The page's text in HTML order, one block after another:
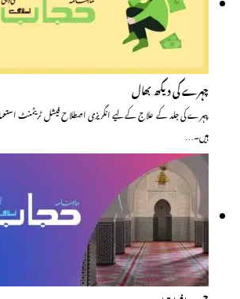
چہرے کی دیکھ بھال
چہرے کی جلد کے علاج کے لیے انگریزی اصطلاح فیشل ٹریٹمنٹ
ہیں۔…